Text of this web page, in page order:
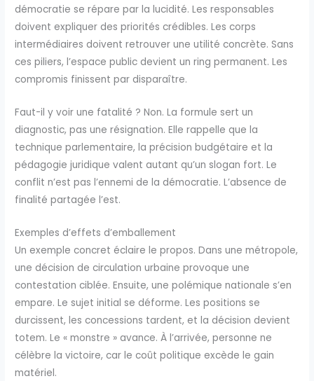
démocratie se répare par la lucidité. Les responsables
doivent expliquer des priorités crédibles. Les corps
intermédiaires doivent retrouver une utilité concrète. Sans
ces piliers, l’espace public devient un ring permanent. Les
compromis finissent par disparaître.
Faut-il y voir une fatalité ? Non. La formule sert un
diagnostic, pas une résignation. Elle rappelle que la
technique parlementaire, la précision budgétaire et la
pédagogie juridique valent autant qu’un slogan fort. Le
conflit n’est pas l’ennemi de la démocratie. L’absence de
finalité partagée l’est.
Exemples d’effets d’emballement
Un exemple concret éclaire le propos. Dans une métropole,
une décision de circulation urbaine provoque une
contestation ciblée. Ensuite, une polémique nationale s’en
empare. Le sujet initial se déforme. Les positions se
durcissent, les concessions tardent, et la décision devient
totem. Le « monstre » avance. À l’arrivée, personne ne
célèbre la victoire, car le coût politique excède le gain
matériel.